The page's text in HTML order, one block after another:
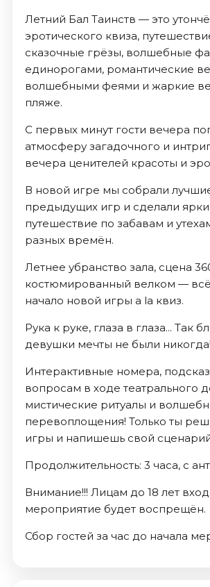
Летний Бал Таинств — это
эротического квиза,
сказочные грёзы, волшебные
единорогами, романтические
волшебными феями и жаркие
пляже.
С первых минут гости вечера
атмосферу загадочного и
вечера ценителей красоты и
В новой игре мы собрали
предыдущих игр и сделали
путешествие по забавам и
разных времён.
Летнее убранство зала, сцена
костюмированный велком —
начало новой игры a la квиз.
Рука к руке, глаза в глаза... Так
девушки мечты не были никогда!
Интерактивные номера,
вопросам в ходе театрального
мистические ритуалы и
перевоплощения! Только ты
игры и напишешь свой
Продолжительность: 3 часа, с
Внимание!!! Лицам до 18 лет
мероприятие будет воспрещён.
Сбор гостей за час до начала